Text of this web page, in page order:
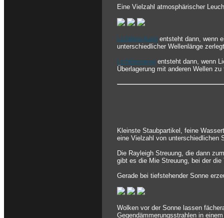
Eine Vielzahl atmosphärischer
Lichtbrechung entsteht dann, wenn
unterschiedlicher Wellenlänge
Lichtbeugung entsteht dann, wenn
Überlagerung mit anderen Wellen
Kleinste Staubpartikel, feine
eine Vielzahl von unterschiedlichen
Die Rayleigh Streuung, die dann
gibt es die Mie Streuung, bei der
Gerade bei tiefstehender Sonne
Wolken vor der Sonne lassen
Gegendämmerungsstrahlen in